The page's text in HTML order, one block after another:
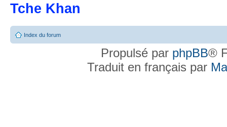
Tche Khan
Index du forum
Propulsé par phpBB®
Traduit en français par